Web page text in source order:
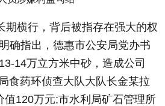
期横行，背后被指存在强大的权
确指出，德惠市公安局党办书
14万立方米中砂，造成公司
食药环侦查大队大队长金某拉
值120万元;市水利局矿石管理所